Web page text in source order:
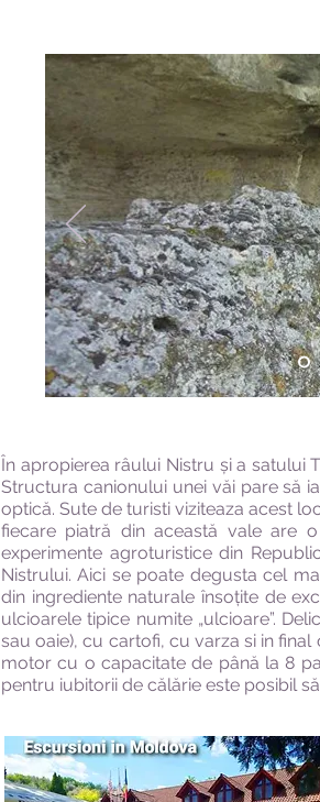
În apropierea râului Nistru și a satului
Structura canionului unei văi pare să
optică. Sute de turisti viziteaza acest
fiecare piatră din această vale are
experimente agroturistice din
Nistrului. Aici se poate degusta cel
din ingrediente naturale însoțite de
ulcioarele tipice numite „ulcioare”.
sau oaie), cu cartofi, cu varza si in
motor cu o capacitate de până la 8
pentru iubitorii de călărie este posibil